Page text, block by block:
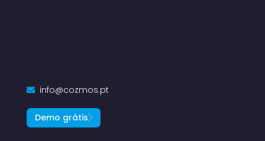
info@cozmos.pt
Demo grátis